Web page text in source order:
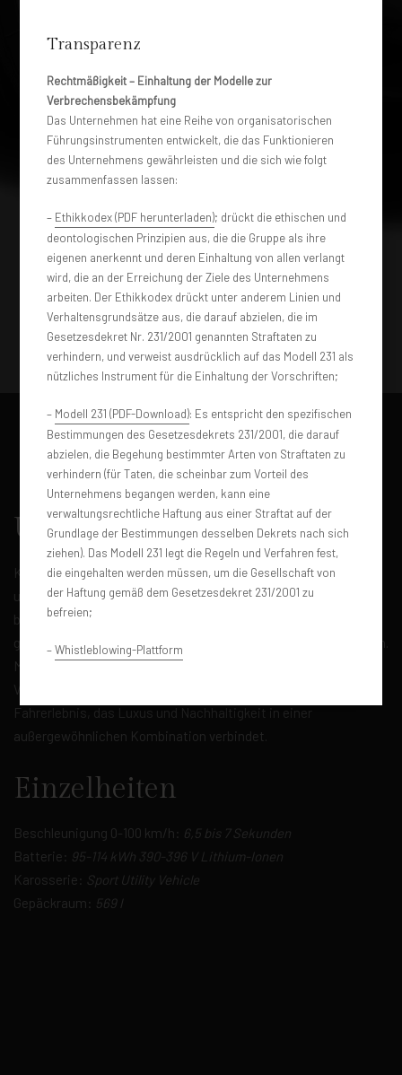
Übersicht
Kraftvoll und innovativ definiert der Audi Q8 e-Tronic
umweltfreundliches Luxusfahren neu. Dieses Coupé-SUV
besticht durch sein dynamisches und modernes Design,
gepaart mit einem hochmodernen elektrischen Antriebssystem.
Mit seinem großzügigen Innenraum und der hochwertigen
Verarbeitung bietet der Audi Q8 e-Tronic ein kompromissloses
Fahrerlebnis, das Luxus und Nachhaltigkeit in einer
außergewöhnlichen Kombination verbindet.
Einzelheiten
Beschleunigung 0-100 km/h:
6,5 bis 7 Sekunden
Batterie:
95-114 kWh 390-396 V Lithium-Ionen
Karosserie:
Sport Utility Vehicle
Gepäckraum:
569 l
Transparenz
Rechtmäßigkeit – Einhaltung der Modelle zur
Verbrechensbekämpfung
Das Unternehmen hat eine Reihe von organisatorischen
Führungsinstrumenten entwickelt, die das Funktionieren
des Unternehmens gewährleisten und die sich wie folgt
zusammenfassen lassen:
– Ethikkodex (PDF herunterladen); drückt die ethischen und
deontologischen Prinzipien aus, die die Gruppe als ihre
eigenen anerkennt und deren Einhaltung von allen verlangt
wird, die an der Erreichung der Ziele des Unternehmens
arbeiten. Der Ethikkodex drückt unter anderem Linien und
Verhaltensgrundsätze aus, die darauf abzielen, die im
Gesetzesdekret Nr. 231/2001 genannten Straftaten zu
verhindern, und verweist ausdrücklich auf das Modell 231 als
nützliches Instrument für die Einhaltung der Vorschriften;
– Modell 231 (PDF-Download): Es entspricht den spezifischen
Bestimmungen des Gesetzesdekrets 231/2001, die darauf
abzielen, die Begehung bestimmter Arten von Straftaten zu
verhindern (für Taten, die scheinbar zum Vorteil des
Unternehmens begangen werden, kann eine
verwaltungsrechtliche Haftung aus einer Straftat auf der
Grundlage der Bestimmungen desselben Dekrets nach sich
ziehen). Das Modell 231 legt die Regeln und Verfahren fest,
die eingehalten werden müssen, um die Gesellschaft von
der Haftung gemäß dem Gesetzesdekret 231/2001 zu
befreien;
–Whistleblowing-Plattform